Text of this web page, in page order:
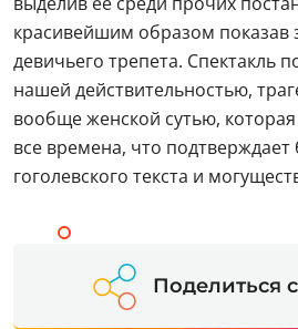
красивейшим образом показав
девичьего трепета. Спектакль
нашей действительностью,
вообще женской сутью,
все времена, что подтверждает
гоголевского текста и
Поделиться